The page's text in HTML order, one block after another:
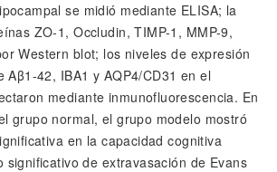
se midió mediante ELISA; la
ZO-1, Occludin, TIMP-1, MMP-9,
Western blot; los niveles de expresión
Aβ1-42, IBA1 y AQP4/CD31 en el
mediante inmunofluorescencia. En
grupo normal, el grupo modelo mostró
en la capacidad cognitiva
significativo de extravasación de Evans